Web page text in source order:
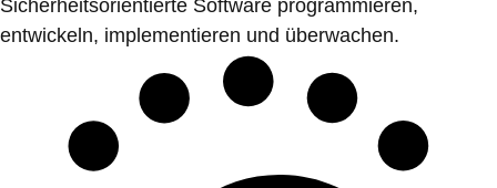
Sicherheitsorientierte Software programmieren,
entwickeln, implementieren und überwachen.